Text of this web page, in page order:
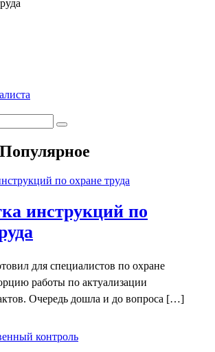
Популярное
инструкций по
для специалистов по охране
работы по актуализации
Очередь дошла и до вопроса […]